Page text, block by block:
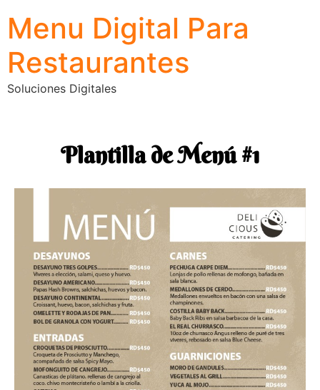
Menu Digital Para
Restaurantes
Soluciones Digitales
Plantilla de Menú #1